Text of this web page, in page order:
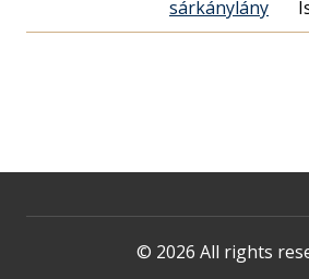
sárkánylány
© 2026 All rights